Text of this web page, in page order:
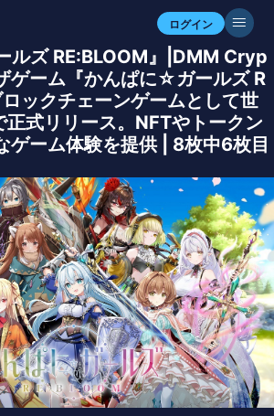
ログイン
ルズ RE:BLOOM』|DMM Cryp
ゲーム『かんぱに☆ガールズ R
ックチェーンゲームとして世
式リリース。NFTやトークン
ゲーム体験を提供 | 8枚中6枚目